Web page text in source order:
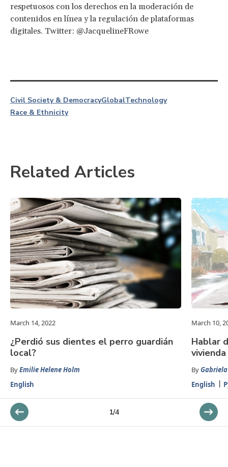
respetuosos con los derechos en la moderación de
contenidos en línea y la regulación de plataformas
digitales. Twitter: @JacquelineFRowe
Civil Society & DemocracyGlobalTechnology
Race & Ethnicity
Related Articles
March 14, 2022
¿Perdió sus dientes el perro guardián
local?
ByEmilie Helene Holm
English
March 10,
Hablar
vivienda
By
English
1/4